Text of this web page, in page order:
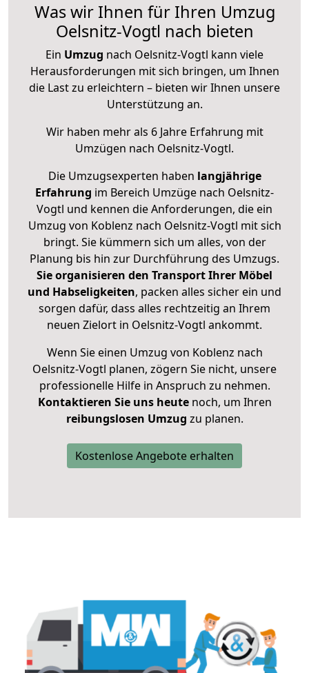
Was wir Ihnen für Ihren Umzug
Oelsnitz-Vogtl nach bieten
Ein Umzug nach Oelsnitz-Vogtl kann viele
Herausforderungen mit sich bringen, um Ihnen
die Last zu erleichtern – bieten wir Ihnen unsere
Unterstützung an.
Wir haben mehr als 6 Jahre Erfahrung mit
Umzügen nach Oelsnitz-Vogtl.
Die Umzugsexperten haben langjährige
Erfahrung im Bereich Umzüge nach Oelsnitz-
Vogtl und kennen die Anforderungen, die ein
Umzug von Koblenz nach Oelsnitz-Vogtl mit sich
bringt. Sie kümmern sich um alles, von der
Planung bis hin zur Durchführung des Umzugs.
Sie organisieren den Transport Ihrer Möbel
und Habseligkeiten, packen alles sicher ein und
sorgen dafür, dass alles rechtzeitig an Ihrem
neuen Zielort in Oelsnitz-Vogtl ankommt.
Wenn Sie einen Umzug von Koblenz nach
Oelsnitz-Vogtl planen, zögern Sie nicht, unsere
professionelle Hilfe in Anspruch zu nehmen.
Kontaktieren Sie uns heutenoch, um Ihren
reibungslosen Umzug zu planen.
Kostenlose Angebote erhalten